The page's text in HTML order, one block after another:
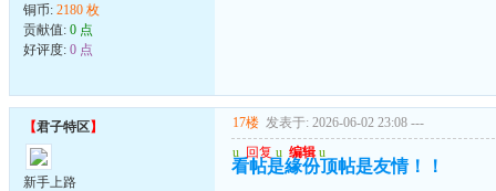
铜币: 2180 枚
贡献值: 0 点
好评度: 0 点
【君子特区】
新手上路
17楼 发表于: 2026-06-02 23:08 ---
u 回复 u 编辑 u
看帖是緣份顶帖是友情！！